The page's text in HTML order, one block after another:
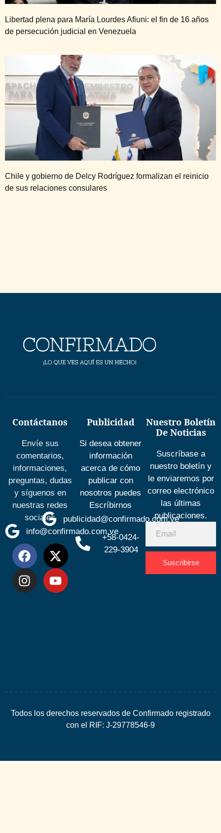
Libertad plena para María Lourdes Afiuni: el fin de 16 años
de persecución judicial en Venezuela
Chile y gobierno de Delcy Rodríguez formalizan el reinicio
de sus relaciones consulares
Contáctanos
Envíe sus
comentarios,
informaciones,
preguntas, dudas
y síguenos en
nuestras redes
sociales
info@confirmado.com.ve
Publicidad
Si desea obtener
información
acerca de cómo
publicar con
nosotros puedes
Escríbirnos
publicidad@confirmado.com.ve
+58-0424-
229-3904
Nuestro Boletín
De Noticias
Suscríbase a
nuestro boletín y
le enviaremos por
correo electrónico
las últimas
publicaciones.
Suscribirse
Todos los derechos reservados de Confirmado registrado
con el RIF: J-29778546-9